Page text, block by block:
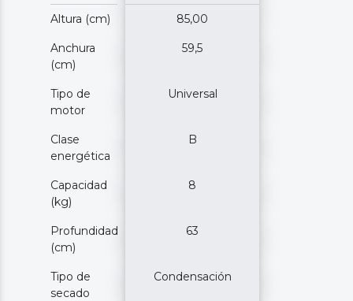
Altura (cm) 85,00
Anchura
(cm)
59,5
Tipo de
motor
Universal
Clase
energética
B
Capacidad
(kg)
8
Profundidad
(cm)
63
Tipo de
secado
Condensación